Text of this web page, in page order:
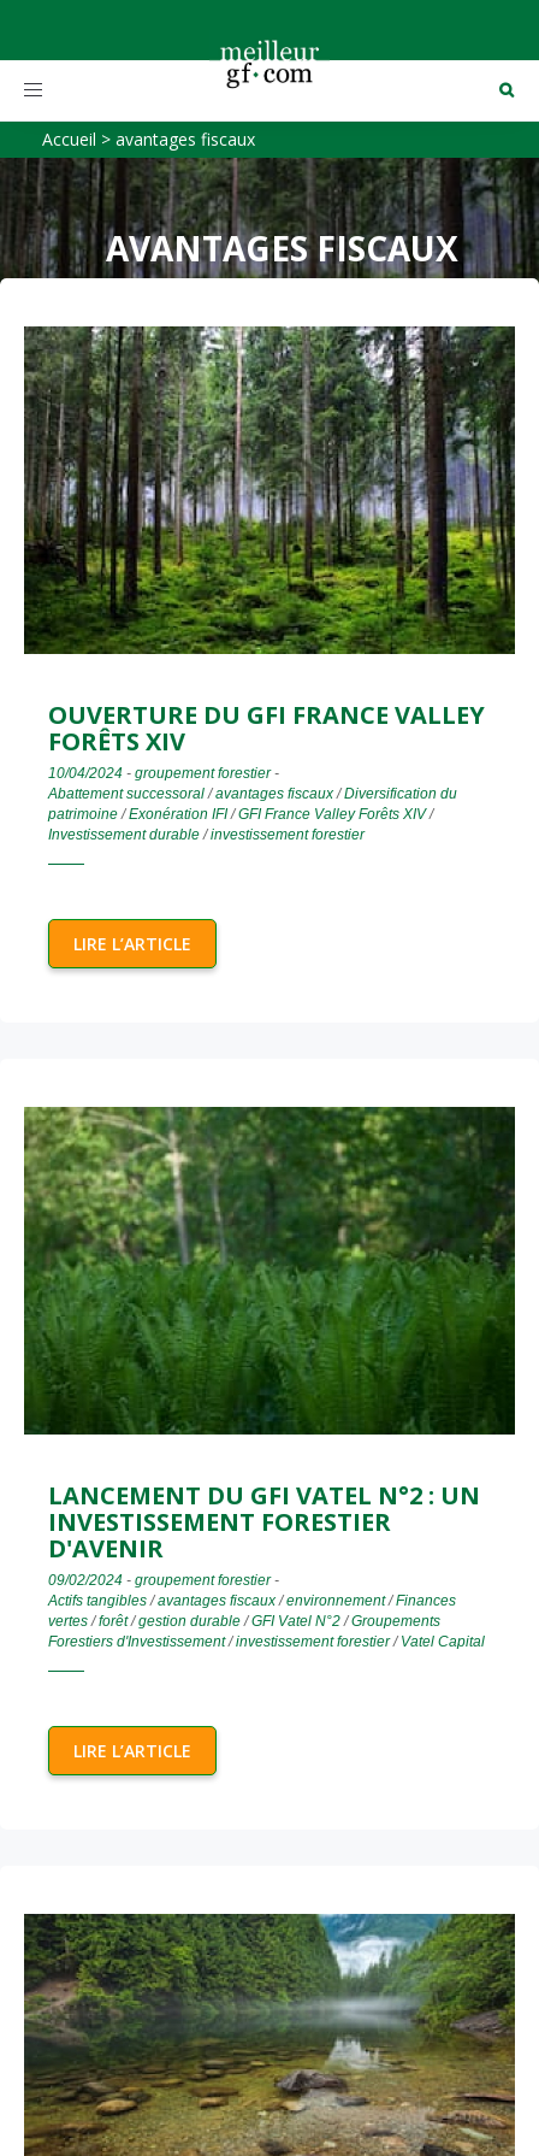
Toggle
Accueil > avantages fiscaux
AVANTAGES FISCAUX
OUVERTURE DU GFI FRANCE VALLEY
FORÊTS XIV
10/04/2024 - groupement forestier-
Abattement successoral/avantages fiscaux/Diversification du
patrimoine/Exonération IFI/GFI France Valley Forêts XIV/
Investissement durable/investissement forestier
LIRE L’ARTICLE
LANCEMENT DU GFI VATEL N°2 : UN
INVESTISSEMENT FORESTIER
D'AVENIR
09/02/2024 - groupement forestier-
Actifs tangibles/avantages fiscaux/environnement/Finances
vertes/forêt/gestion durable/GFI Vatel N°2/Groupements
Forestiers d'Investissement/investissement forestier/ Vatel Capital
LIRE L’ARTICLE